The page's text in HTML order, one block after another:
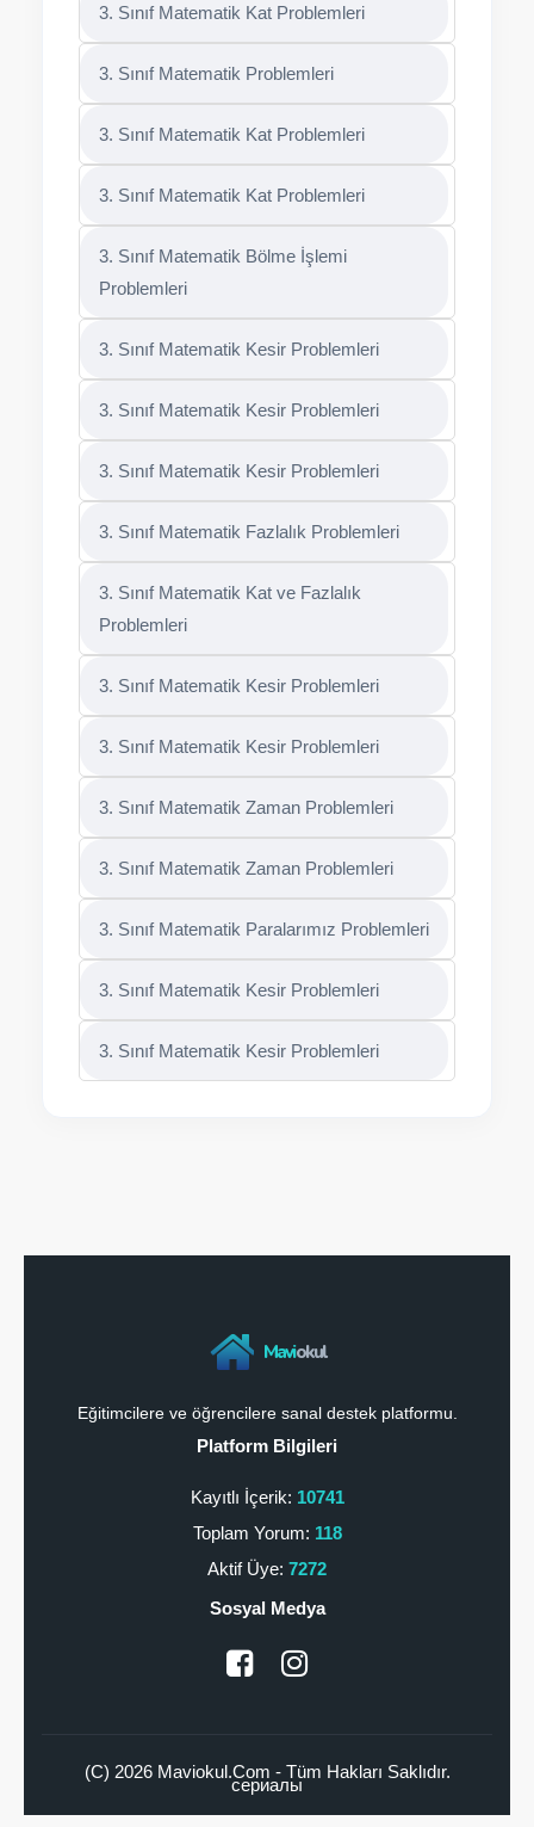
3. Sınıf Matematik Kat Problemleri
3. Sınıf Matematik Problemleri
3. Sınıf Matematik Kat Problemleri
3. Sınıf Matematik Kat Problemleri
3. Sınıf Matematik Bölme İşlemi
Problemleri
3. Sınıf Matematik Kesir Problemleri
3. Sınıf Matematik Kesir Problemleri
3. Sınıf Matematik Kesir Problemleri
3. Sınıf Matematik Fazlalık Problemleri
3. Sınıf Matematik Kat ve Fazlalık
Problemleri
3. Sınıf Matematik Kesir Problemleri
3. Sınıf Matematik Kesir Problemleri
3. Sınıf Matematik Zaman Problemleri
3. Sınıf Matematik Zaman Problemleri
3. Sınıf Matematik Paralarımız Problemleri
3. Sınıf Matematik Kesir Problemleri
3. Sınıf Matematik Kesir Problemleri
Maviokul
Eğitimcilere ve öğrencilere sanal destek platformu.
Platform Bilgileri
Kayıtlı İçerik: 10741
Toplam Yorum: 118
Aktif Üye: 7272
Sosyal Medya
(C) 2026 Maviokul.Com - Tüm Hakları Saklıdır.
сериалы